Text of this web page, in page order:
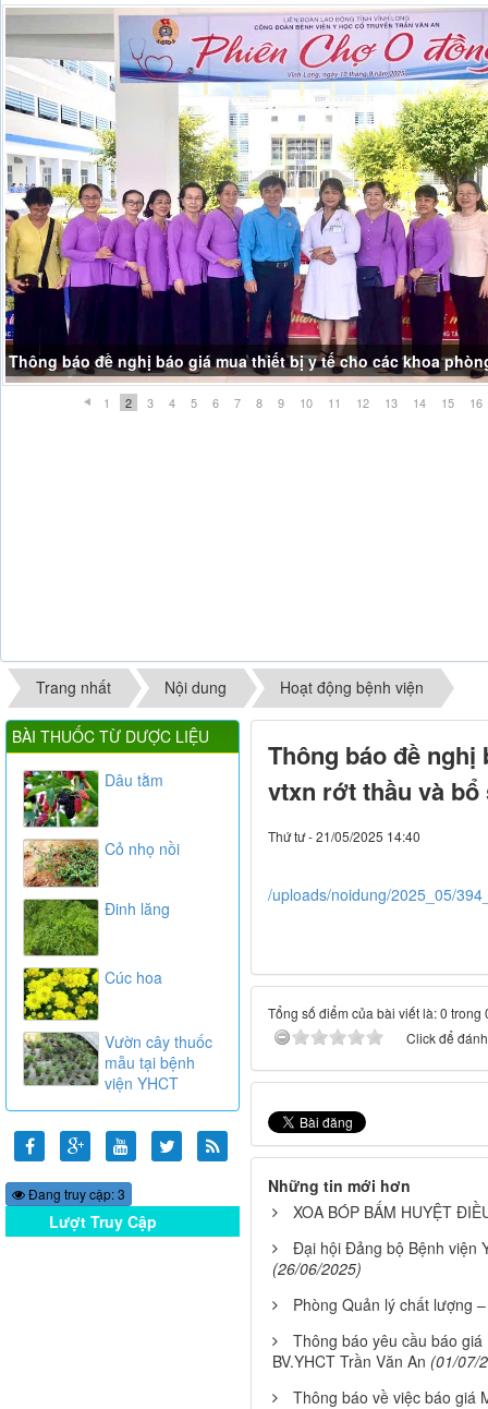
Thông báo đề nghị báo giá mua thiết bị y tế cho các khoa
1 2 3 4 5 6 7 8 9 10 11 12 13 14 15 16
Trang nhất Nội dung Hoạt động bệnh viện
Thông báo đề nghị
vtxn rớt thầu và bổ
Thứ tư - 21/05/2025 14:40
/uploads/noidung/2025_05/
Tổng số điểm của bài viết là: 0 trong
Click để
Những tin mới hơn
XOA BÓP BẤM HUYỆT
Đại hội Đảng bộ Bệnh viện
(26/06/2025)
Phòng Quản lý chất lượng
Thông báo yêu cầu báo
BV.YHCT Trần Văn An (01/07/
Thông báo về việc báo giá
BÀI THUỐC TỪ DƯỢC LIỆU
Dâu tằm
Cỏ nhọ nồi
Đinh lăng
Cúc hoa
Vườn cây thuốc
mẫu tại bệnh
viện YHCT
Đang truy cập: 3
Lượt Truy Cập
Online